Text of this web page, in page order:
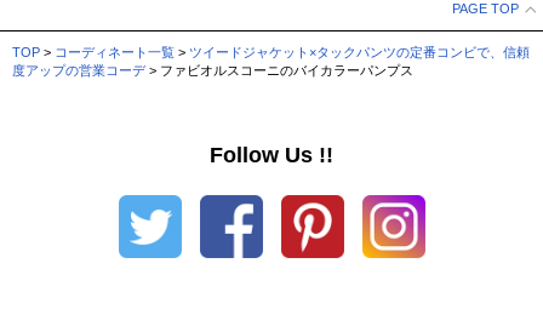
PAGE TOP
TOP > コーディネート一覧 > ツイードジャケット×タックパンツの定番コンビで、信頼
度アップの営業コーデ > ファビオルスコーニのバイカラーパンプス
Follow Us !!